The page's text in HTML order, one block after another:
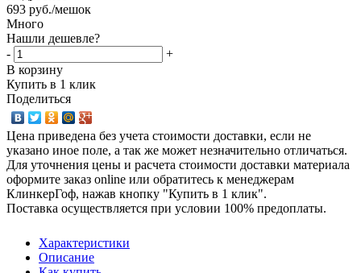
693 руб./мешок
Много
Нашли дешевле?
-
+
В корзину
Купить в 1 клик
Поделиться
Цена приведена без учета стоимости доставки, если не
указано иное поле, а так же может незначительно отличаться.
Для уточнения цены и расчета стоимости доставки материала
оформите заказ online или обратитесь к менеджерам
КлинкерГоф, нажав кнопку "Купить в 1 клик".
Поставка осуществляется при условии 100% предоплаты.
Характеристики
Описание